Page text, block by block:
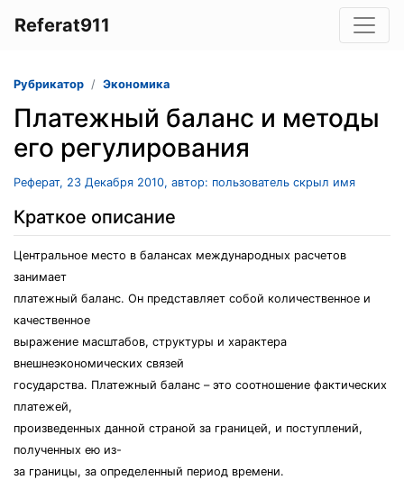
Referat911
Рубрикатор Экономика
Платежный баланс и методы
его регулирования
Реферат, 23 Декабря 2010, автор: пользователь скрыл имя
Краткое описание
Центральное место в балансах международных расчетов
занимает
платежный баланс. Он представляет собой количественное и
качественное
выражение масштабов, структуры и характера
внешнеэкономических связей
государства. Платежный баланс – это соотношение фактических
платежей,
произведенных данной страной за границей, и поступлений,
полученных ею из-
за границы, за определенный период времени.